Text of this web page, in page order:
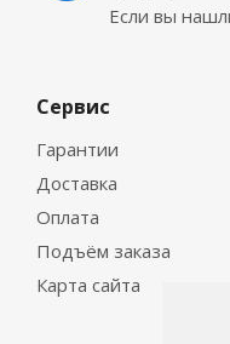
Если вы
Сервис
Гарантии
Доставка
Оплата
Подъём заказа
Карта сайта